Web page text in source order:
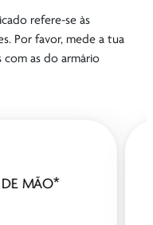
refere-se às
Por favor, mede a tua
com as do armário
DE MÃO*